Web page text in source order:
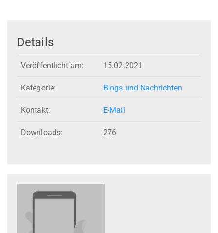
Details
Veröffentlicht am: 15.02.2021
Kategorie: Blogs und Nachrichten
Kontakt: E-Mail
Downloads: 276